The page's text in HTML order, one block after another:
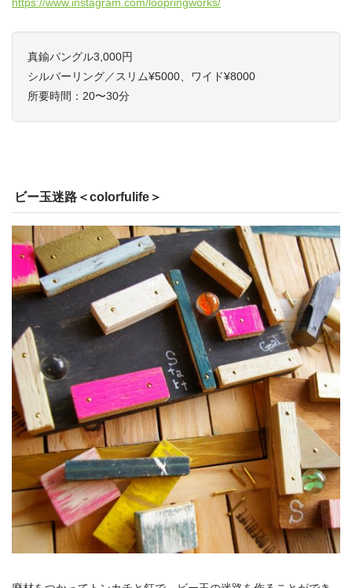
真鍮バングル3,000円
シルバーリング／スリム¥5000、ワイド¥8000
所要時間：20〜30分
ビー玉迷路＜colorfulife＞